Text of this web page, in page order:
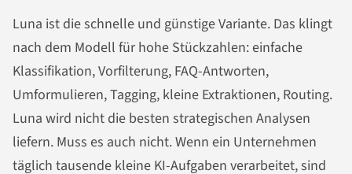
Luna ist die schnelle und günstige Variante. Das klingt
nach dem Modell für hohe Stückzahlen: einfache
Klassifikation, Vorfilterung, FAQ-Antworten,
Umformulieren, Tagging, kleine Extraktionen, Routing.
Luna wird nicht die besten strategischen Analysen
liefern. Muss es auch nicht. Wenn ein Unternehmen
täglich tausende kleine KI-Aufgaben verarbeitet, sind